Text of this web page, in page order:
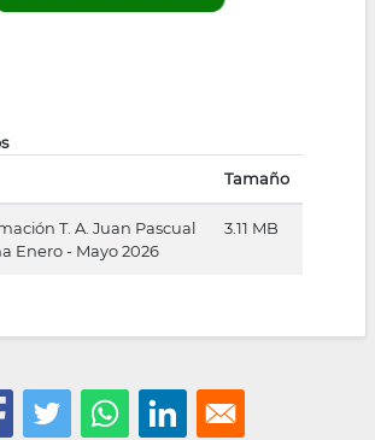
Tamaño
T. A. Juan Pascual
Enero - Mayo 2026
3.11 MB